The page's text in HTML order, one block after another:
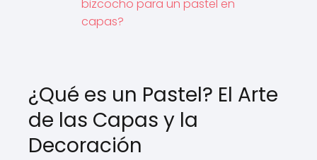
bizcocho para un pastel en
capas?
¿Qué es un Pastel? El Arte
de las Capas y la
Decoración